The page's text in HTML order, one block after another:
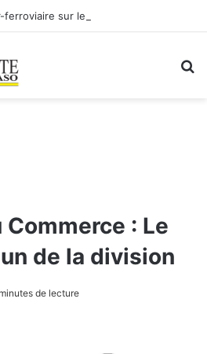
: Le
de la division
de lecture